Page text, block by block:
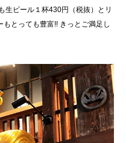
生ビール１杯430円（税抜）とリ
とっても豊富!! きっとご満足し